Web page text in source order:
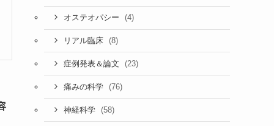
オステオパシー (4)
リアル臨床 (8)
症例発表＆論文 (23)
痛みの科学 (76)
神経科学 (58)